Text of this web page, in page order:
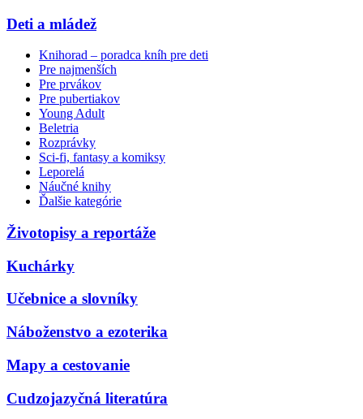
Deti a mládež
Knihorad – poradca kníh pre deti
Pre najmenších
Pre prvákov
Pre pubertiakov
Young Adult
Beletria
Rozprávky
Sci-fi, fantasy a komiksy
Leporelá
Náučné knihy
Ďalšie kategórie
Životopisy a reportáže
Kuchárky
Učebnice a slovníky
Náboženstvo a ezoterika
Mapy a cestovanie
Cudzojazyčná literatúra